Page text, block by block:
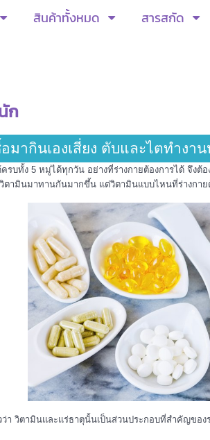
สินค้าทั้งหมด สารสกัด
ก
มากินเองเสี่ยง ตับและไตทำงา
รบทั้ง 5 หมู่ได้ทุกวัน อย่างที่ร่างกายต้องการได้ จึง
ามินมาทานกันมากขึ้น แต่วิตามินแบบไหนที่ร่างกาย
วิตามินและแร่ธาตุนั้นเป็นส่วนประกอบที่สำคัญขอ